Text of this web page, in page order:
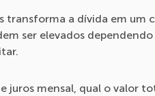
transforma a dívida em um
ser elevados
juros mensal, qual o valor